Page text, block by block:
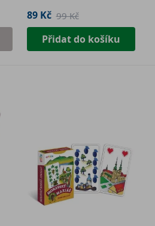
89 Kč 99 Kč
Přidat do košíku